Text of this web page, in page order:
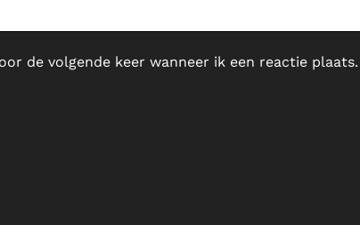
de volgende keer wanneer ik een reactie plaats.